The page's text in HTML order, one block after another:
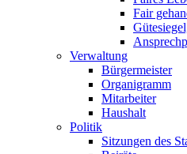
Fair
Verwaltung
Bürgermeister
Organigramm
Mitarbeiter
Haushalt
Politik
Sitzungen des